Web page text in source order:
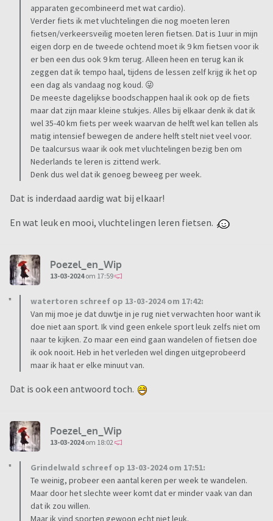
apparaten gecombineerd met wat cardio).
Verder fiets ik met vluchtelingen die nog moeten leren
fietsen/verkeersveilig moeten leren fietsen. Dat is 1uur in mijn
eigen dorp en de tweede ochtend moet ik 9 km fietsen voor ik
er ben een dus ook 9 km terug. Alleen heen en terug kan ik
zeggen dat ik tempo haal, tijdens de lessen zelf krijg ik het op
een dag als vandaag nog koud. 😜
De meeste dagelijkse boodschappen haal ik ook op de fiets
maar dat zijn maar kleine stukjes. Alles bij elkaar denk ik dat ik
wel 35-40 km fiets per week waarvan de helft wel kan tellen als
matig intensief bewegen de andere helft stelt niet veel voor.
De taalcursus waar ik ook met vluchtelingen bezig ben om
Nederlands te leren is zittend werk.
Denk dus wel dat ik genoeg beweeg per week.
Dat is inderdaad aardig wat bij elkaar!
En wat leuk en mooi, vluchtelingen leren fietsen.
Poezel_en_Wip
13-03-2024om 17:59
watertoren schreef op 13-03-2024 om 17:42:
Van mij moe je dat duwtje in je rug niet verwachten hoor want ik
doe niet aan sport. Ik vind geen enkele sport leuk zelfs niet om
naar te kijken. Zo maar een eind gaan wandelen of fietsen doe
ik ook nooit. Heb in het verleden wel dingen uitgeprobeerd
maar ik haat er elke minuut van.
Dat is ook een antwoord toch.
Poezel_en_Wip
13-03-2024om 18:02
Grindelwald schreef op 13-03-2024 om 17:51:
Te weinig, probeer een aantal keren per week te wandelen.
Maar door het slechte weer komt dat er minder vaak van dan
dat ik zou willen.
Maar ik vind sporten gewoon echt niet leuk.